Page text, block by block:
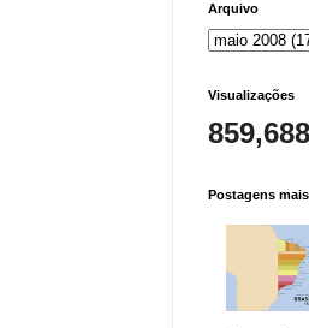
Arquivo
Visualizações
859,688
Postagens